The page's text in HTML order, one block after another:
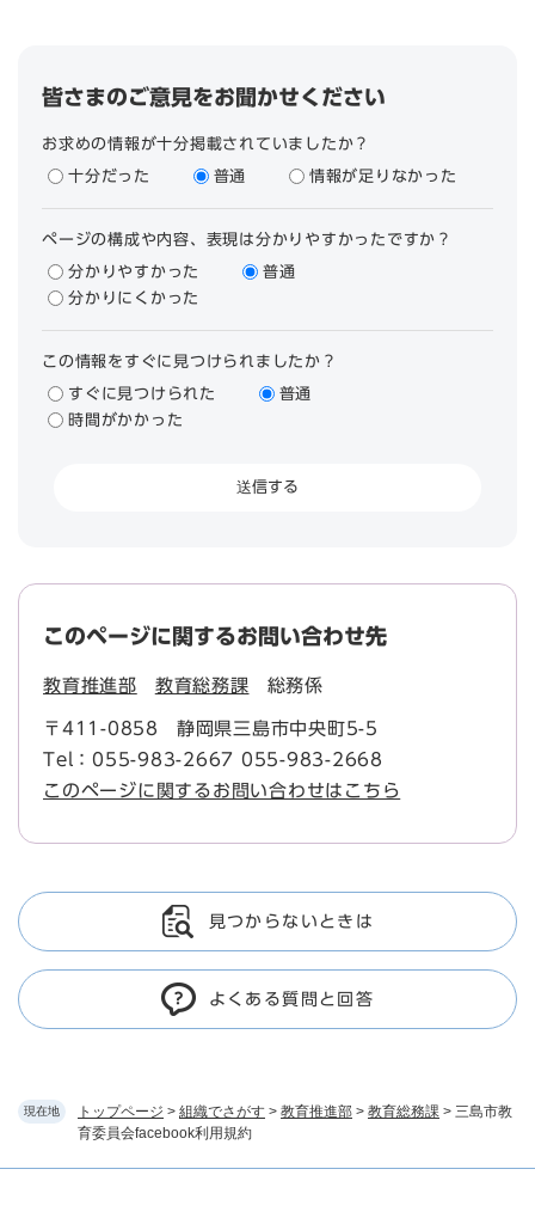
現在地 トップページ > 組織でさがす > 教育推進部 > 教育総務課 > 三島市教
育委員会facebook利用規約
皆さまのご意見をお聞かせください
お求めの情報が十分掲載されていましたか？
十分だった 普通 情報が足りなかった
ページの構成や内容、表現は分かりやすかったですか？
分かりやすかった
普通
分かりにくかった
この情報をすぐに見つけられましたか？
すぐに見つけられた
普通
時間がかかった
このページに関するお問い合わせ先
教育推進部 教育総務課 総務係
〒411-0858
静岡県三島市中央町5-5
Tel：055-983-2667 055-983-2668
このページに関するお問い合わせはこちら
見つからないときは
よくある質問と回答